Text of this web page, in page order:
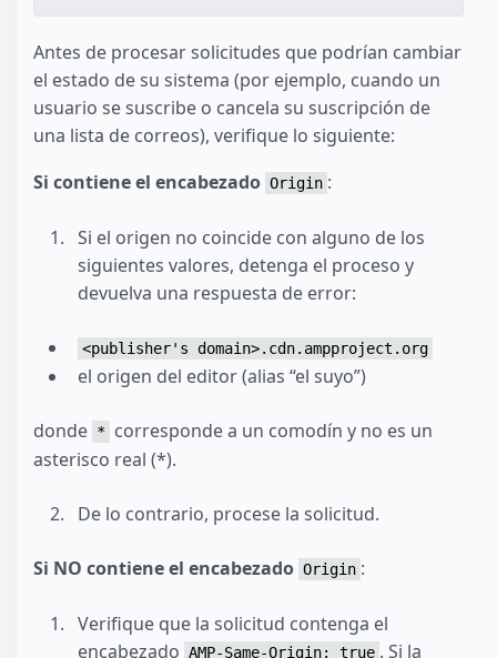
Antes de procesar solicitudes que podrían cambiar
el estado de su sistema (por ejemplo, cuando un
usuario se suscribe o cancela su suscripción de
una lista de correos), verifique lo siguiente:
Si contiene el encabezado Origin :
Si el origen no coincide con alguno de los
siguientes valores, detenga el proceso y
devuelva una respuesta de error:
<publisher's domain>.cdn.ampproject.org
el origen del editor (alias “el suyo”)
donde *
corresponde a un comodín y no es un
asterisco real (*).
De lo contrario, procese la solicitud.
Si NO contiene el encabezado Origin :
Verifique que la solicitud contenga el
encabezado AMP-Same-Origin: true . Si la